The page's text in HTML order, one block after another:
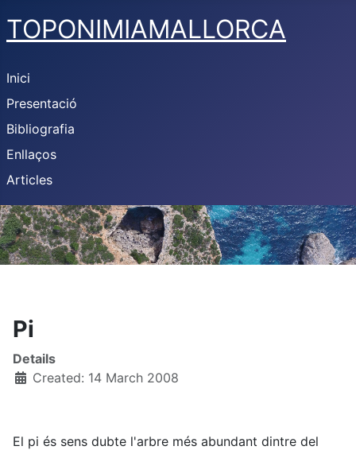
TOPONIMIAMALLORCA
Inici
Presentació
Bibliografia
Enllaços
Articles
Pi
Details
Created: 14 March 2008
El pi és sens dubte l'arbre més abundant dintre del